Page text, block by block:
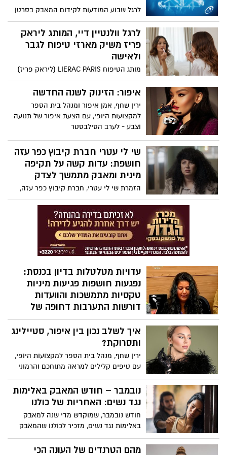
ללבוש בגדי לחץ או מחטבים כשלא מזיעים
לרגל שבוע המודעות לקידום המאבק בסרטן
צוואר הרחם 2026, שיצוין בישראל בין 16 עד 21
בינואר, האגודה למלחמה בסרטן מגישה
עובדות מדעיות ומחקרים מעודכנים. באגודה
מדגישים כי בעזרת מודעות, התחסנות וגילוי
בסרטן צוואר הרחם בישראל בדומה
לרגל וולנטיין דיי, המותג ליראק
פריז משיק מארזי טיפוח לגבר
ולאישה
מותג הטיפוח LIERAC PARIS (ליראק פריז)
יוצא במבצע מיוחד לרגל הוולנטיין דיי,
במסגרתו משיק מארז לגבר ולאישה במבצע
מיוחד.
איפור: הזינוק לשנה החדשה
ירין שחף, אמן איפור ומנהל בית הספר
למקצועות היופי, עם הצעת איפור של תנועה
וצבע - לערב הסילבסטר
שי לי עטרי חברת קיבוץ כפר עזה
חושפת: עדות קשה על תקיפה
מינית ומאבק מתמשך לצדק
הזמרת שי לי עטרי, חברת קיבוץ כפר עזה,
ששכלה את בעלה יהב וינר ז"ל ב7 באוקטובר
כאשר הגן עליה ועל ביתם, נפתחה לראשונה
מול המצלמות וסיפרה על מסע כאוב נוסף
שעברה בחייה. בתוכנית "חשיפה" עם חיים
אתגר בקשת 12 שיתפה עטרי את עדותה
האישית על תקיפה מינית אלימה שלטענתה
המאבק לצדק
עדויות מטלטלות בדיון בכנסת:
נפגעות חושפות פגיעות מיניות
טקסיות מתמשכות והוועדות
דורשות התערבות דחופה של
רשויות האכיפה
בדיון מיוחד שנערך בוועדה לקידום מעמד
האישה ובוועדה המיוחדת לענייני צעירים,
נחשפו השבוע עדויות נוספות של נשים
שסיפרו על פגיעות מיניות מאורגנות וטקסיות
מספר פוגעים ובזירות שונות.
איך לשלב נכון בין איפור, סטיילינג
ותסרוקת?
ירין שחף, מנהל בית הספר למקצועות היופי,
עם טיפים קלילים למראה מתוחכם והרמוני
נובמבר – חודש המאבק באלימות
נגד נשים: האחריות של כולנו
חודש נובמבר, שמוקדש מדי שנה למאבק
באלימות נגד נשים, מזכיר לכולנו שהמאבק
הזה איננו נחלתן של נשים בלבד. לגברים
בישראל יש תפקיד חשוב לא מתוך אשמה,
מהם הטרנדים של העונה הכי